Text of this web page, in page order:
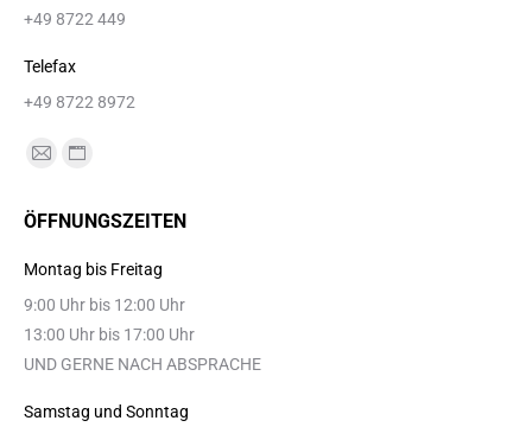
+49 8722 449
Telefax
+49 8722 8972
Finden Sie uns auf:
E-
page
Website
opens
in
ÖFFNUNGSZEITEN
Montag bis Freitag
9:00 Uhr bis 12:00 Uhr
13:00 Uhr bis 17:00 Uhr
UND GERNE NACH ABSPRACHE
Samstag und Sonntag